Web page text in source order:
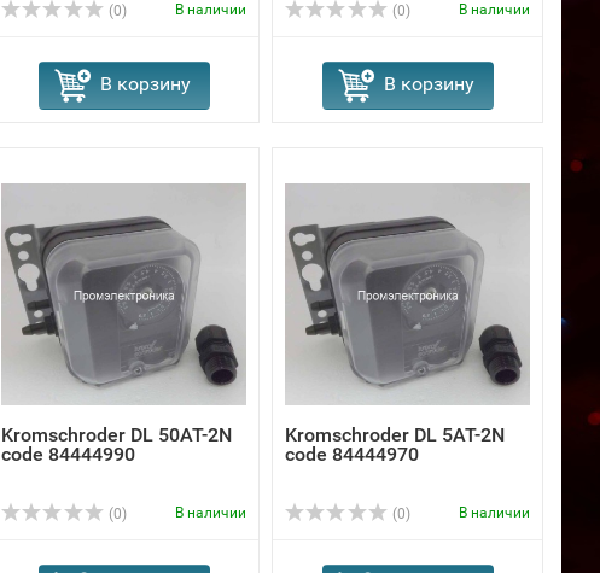
(0) В наличии
В корзину
(0) В наличии
В корзину
Kromschroder DL 50AT-2N
code 84444990
(0) В наличии
Kromschroder DL 5AT-2N
code 84444970
(0) В наличии